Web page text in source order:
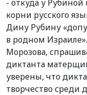
- откуда у
корни русского
Дину Рубину
в родном
Морозова,
диктанта
уверены, что
творчество среди